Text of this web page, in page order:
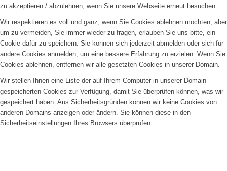
zu akzeptieren / abzulehnen, wenn Sie unsere Webseite erneut besuchen.
Wir respektieren es voll und ganz, wenn Sie Cookies ablehnen möchten, aber
um zu vermeiden, Sie immer wieder zu fragen, erlauben Sie uns bitte, ein
Cookie dafür zu speichern. Sie können sich jederzeit abmelden oder sich für
andere Cookies anmelden, um eine bessere Erfahrung zu erzielen. Wenn Sie
Cookies ablehnen, entfernen wir alle gesetzten Cookies in unserer Domain.
Wir stellen Ihnen eine Liste der auf Ihrem Computer in unserer Domain
gespeicherten Cookies zur Verfügung, damit Sie überprüfen können, was wir
gespeichert haben. Aus Sicherheitsgründen können wir keine Cookies von
anderen Domains anzeigen oder ändern. Sie können diese in den
Sicherheitseinstellungen Ihres Browsers überprüfen.